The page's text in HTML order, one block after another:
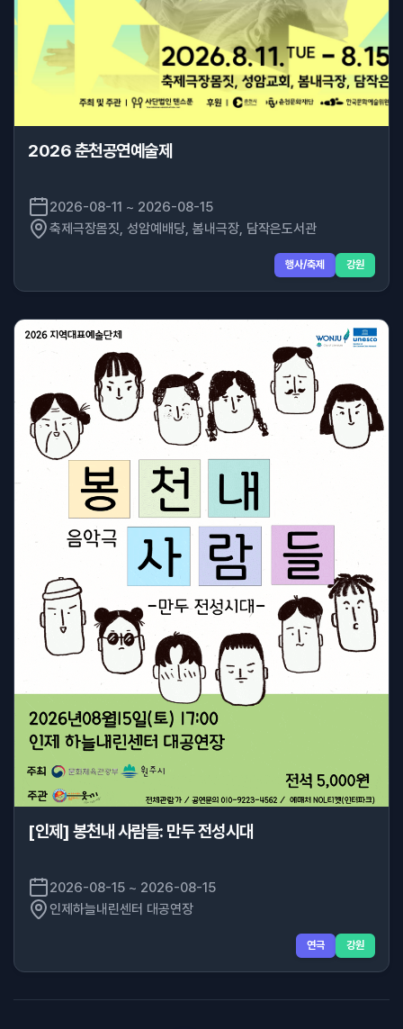
2026 춘천공연예술제
2026-08-11 ~ 2026-08-15
축제극장몸짓, 성암예배당, 봄내극장, 담작은도서관
행사/축제 강원
[인제] 봉천내 사람들: 만두 전성시대
2026-08-15 ~ 2026-08-15
인제하늘내린센터 대공연장
연극 강원